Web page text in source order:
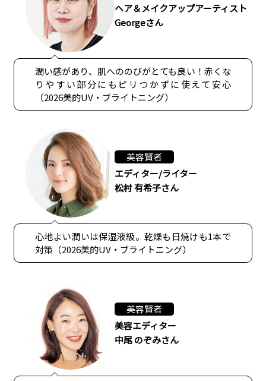
ヘア＆メイクアップアーティスト
Georgeさん
潤い感があり、肌へののびがとても良い！赤くな
りやすい部分にもピリつかずに使えて安心
（2026美的UV・ブライトニング）
美容賢者
エディター/ライター
松村 有希子さん
心地よい潤いは保湿液級。乾燥も日焼けも1本で
対策（2026美的UV・ブライトニング）
美容賢者
美容エディター
中尾 のぞみさん